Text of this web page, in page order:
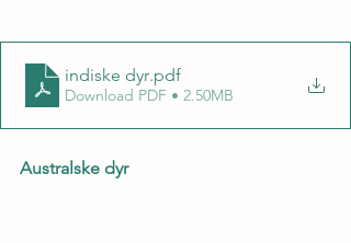
indiske dyr.pdf
Download PDF • 2.50MB
Australske dyr